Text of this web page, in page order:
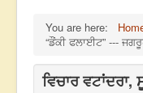
You are here:
“ਡੌਂਕੀ ਫਲਾਈਟ” ---
ਵਿਚਾਰ